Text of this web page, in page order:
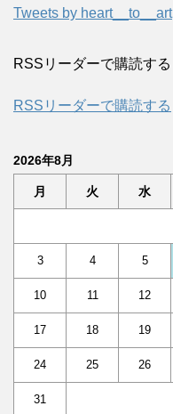
Tweets by heart__to__art
RSSリーダーで購読する
RSSリーダーで購読する
2026年8月
月 火 水
3 4 5
10 11 12
17 18 19
24 25 26
31